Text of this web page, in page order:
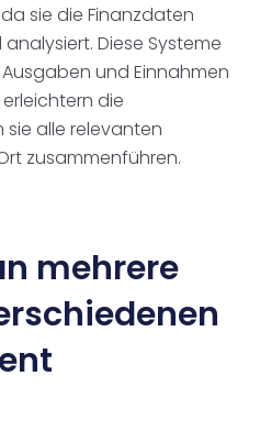
sie die Finanzdaten
Diese Systeme
und Einnahmen
die
alle relevanten
zusammenführen.
mehrere